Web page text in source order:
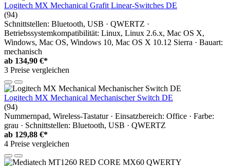
Logitech MX Mechanical Grafit Linear-Switches DE
(94)
Schnittstellen: Bluetooth, USB · QWERTZ ·
Betriebssystemkompatibilität: Linux, Linux 2.6.x, Mac OS X,
Windows, Mac OS, Windows 10, Mac OS X 10.12 Sierra · Bauart:
mechanisch
ab 134,90 €*
3 Preise vergleichen
Logitech MX Mechanical Mechanischer Switch DE
(94)
Nummernpad, Wireless-Tastatur · Einsatzbereich: Office · Farbe:
grau · Schnittstellen: Bluetooth, USB · QWERTZ
ab 129,88 €*
4 Preise vergleichen